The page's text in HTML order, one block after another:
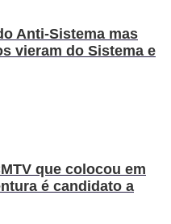
Anti-Sistema mas
vieram do Sistema e
que colocou em
é candidato a